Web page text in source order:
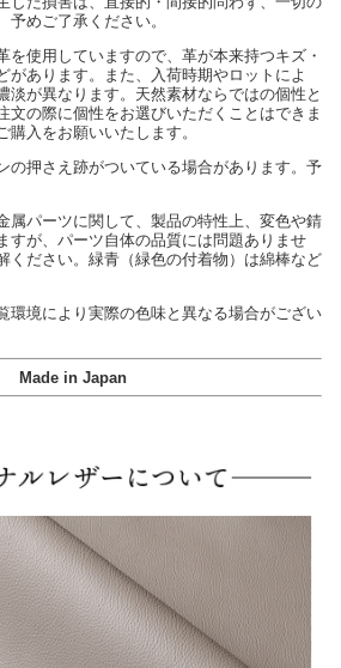
めご了承ください。
使用していますので、革が本来持つキズ・
があります。また、入荷時期やロットによ
淡が異なります。天然素材ならではの個性と
文の際に個性をお選びいただくことはできま
入をお願いいたします。
の押さえ跡がついている場合があります。予
属パーツに関して、製品の特性上、変色や錆
すが、パーツ自体の品質には問題ありませ
ください。緑青（緑色の付着物）は綿棒など
環境により実際の色味と異なる場合がござい
Made in Japan